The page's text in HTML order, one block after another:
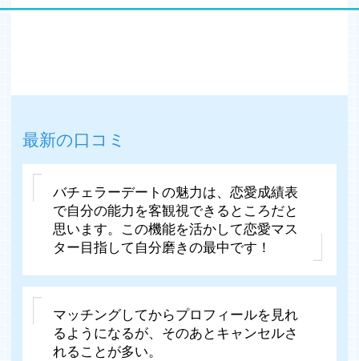
最新の口コミ
バチェラーデートの魅力は、恋愛成績表
で自分の能力を客観視できるところだと
思います。この機能を活かして恋愛マス
ター目指して自分磨きの最中です！
マッチングしてからプロフィールを見れ
るようになるが、そのあとキャンセルさ
れることが多い。